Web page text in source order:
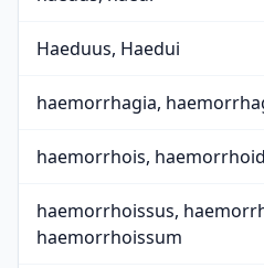
Haeduus, Haedui
haemorrhagia,
haemorrhois,
haemorrhoissus,
haemorrhoissum